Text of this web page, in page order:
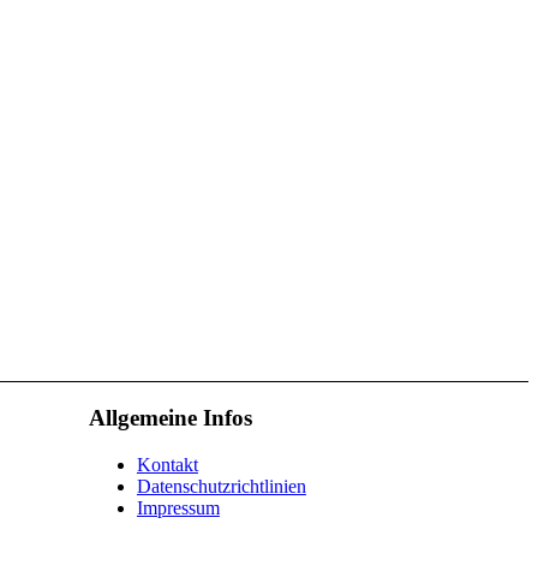
Allgemeine Infos
Kontakt
Datenschutzrichtlinien
Impressum